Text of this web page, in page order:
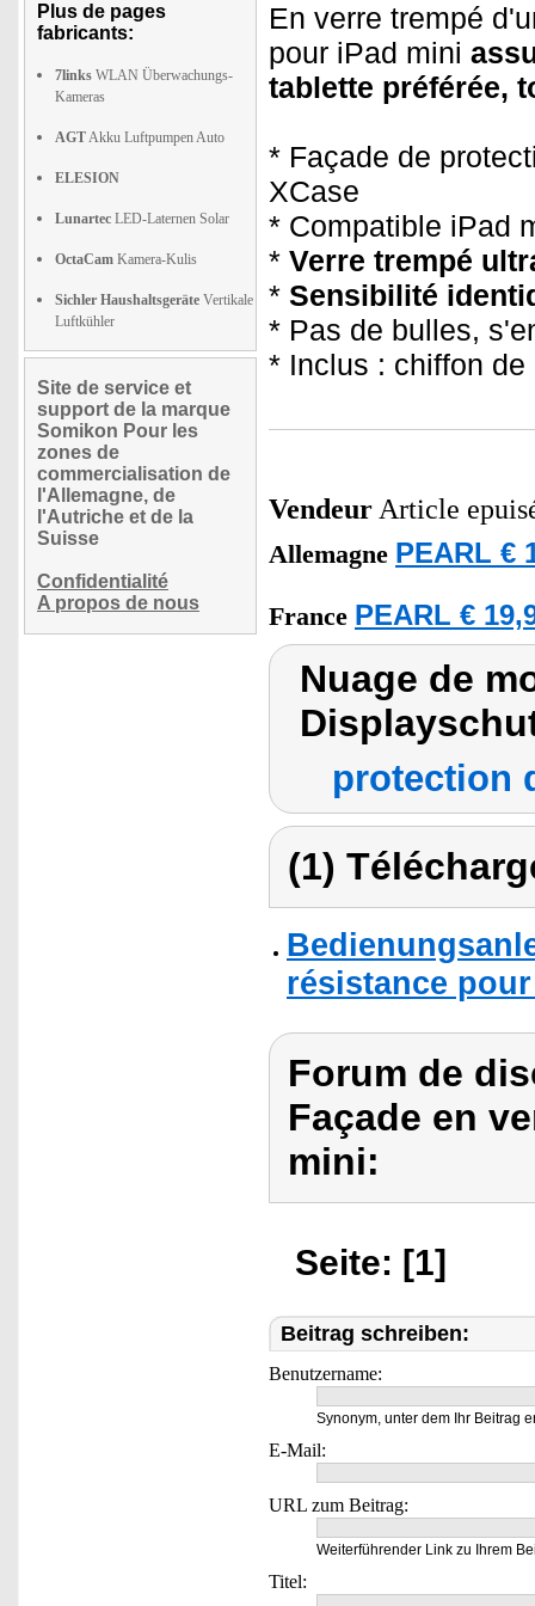
Plus de pages
fabricants:
7links WLAN Überwachungs-
Kameras
AGTAkku Luftpumpen Auto
ELESION
Lunartec LED-Laternen Solar
OctaCam Kamera-Kulis
Sichler Haushaltsgeräte Vertikale
Luftkühler
Site de service et
support de la marque
Somikon Pour les
zones de
commercialisation de
l'Allemagne, de
l'Autriche et de la
Suisse
Confidentialité
A propos de nous
En verre trempé
pour iPad mini
tablette préférée,
* Façade de
XCase
* Compatible iPad
* Verre trempé
* Sensibilité
* Pas de bulles,
* Inclus : chiffon
Vendeur Article
Allemagne PEARL €
France PEARL €
Nuage de
protection
(1)
résistance
Forum de
Façade en
mini:
Seite: [1]
Beitrag schreiben:
Benutzername:
Synonym, unter dem Ihr Beitrag
E-Mail:
URL zum Beitrag:
Weiterführender Link zu Ihrem
Titel: